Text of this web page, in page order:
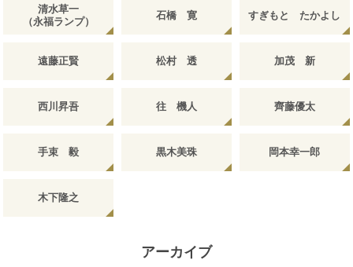
清水草一
（永福ランプ）
石橋 寛 すぎもと たかよし
遠藤正賢 松村 透 加茂 新
西川昇吾 往 機人 齊藤優太
手束 毅 黒木美珠 岡本幸一郎
木下隆之
アーカイブ